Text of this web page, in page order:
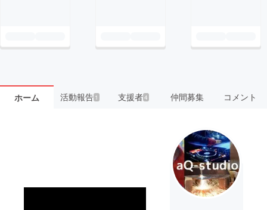
ホーム 活動報告1 支援者4 仲間募集 コメント